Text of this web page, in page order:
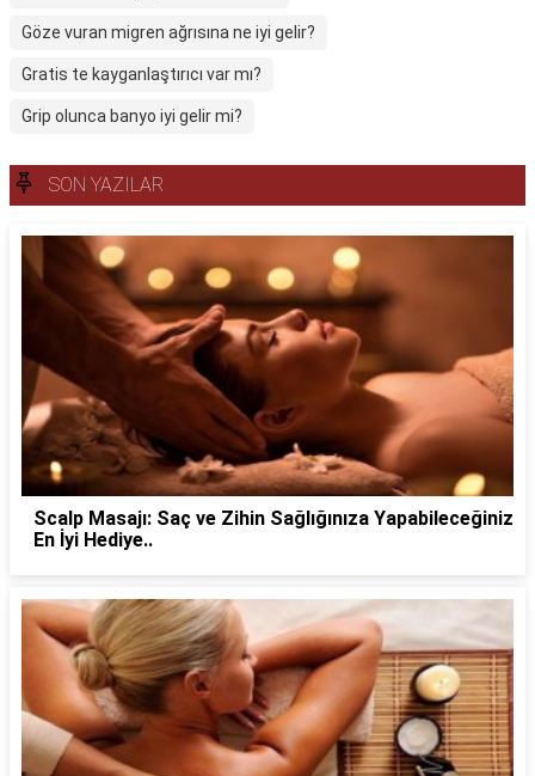
Göze vuran migren ağrısına ne iyi gelir?
Gratis te kayganlaştırıcı var mı?
Grip olunca banyo iyi gelir mi?
SON YAZILAR
Scalp Masajı: Saç ve Zihin Sağlığınıza Yapabileceğiniz
En İyi Hediye..